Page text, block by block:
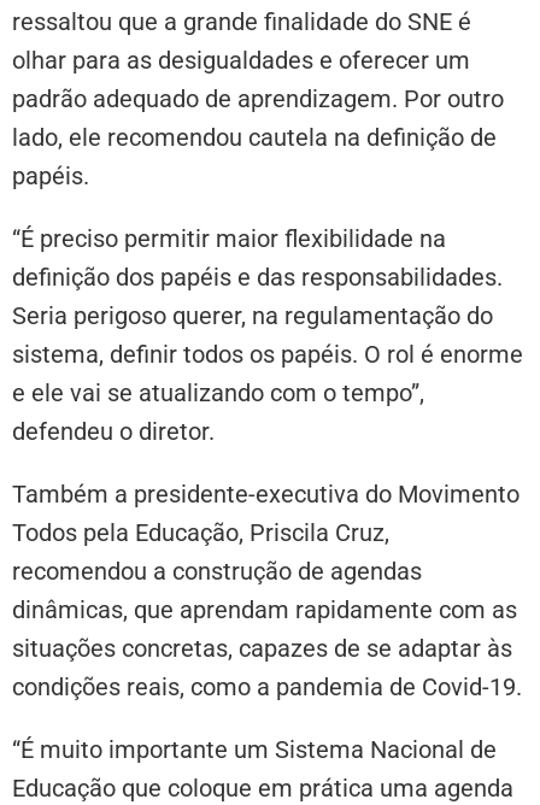
ressaltou que a grande finalidade do SNE é
olhar para as desigualdades e oferecer um
padrão adequado de aprendizagem. Por outro
lado, ele recomendou cautela na definição de
papéis.
“É preciso permitir maior flexibilidade na
definição dos papéis e das responsabilidades.
Seria perigoso querer, na regulamentação do
sistema, definir todos os papéis. O rol é enorme
e ele vai se atualizando com o tempo”,
defendeu o diretor.
Também a presidente-executiva do Movimento
Todos pela Educação, Priscila Cruz,
recomendou a construção de agendas
dinâmicas, que aprendam rapidamente com as
situações concretas, capazes de se adaptar às
condições reais, como a pandemia de Covid-19.
“É muito importante um Sistema Nacional de
Educação que coloque em prática uma agenda